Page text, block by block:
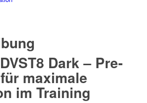
Dark – Pre-
maximale
im Training